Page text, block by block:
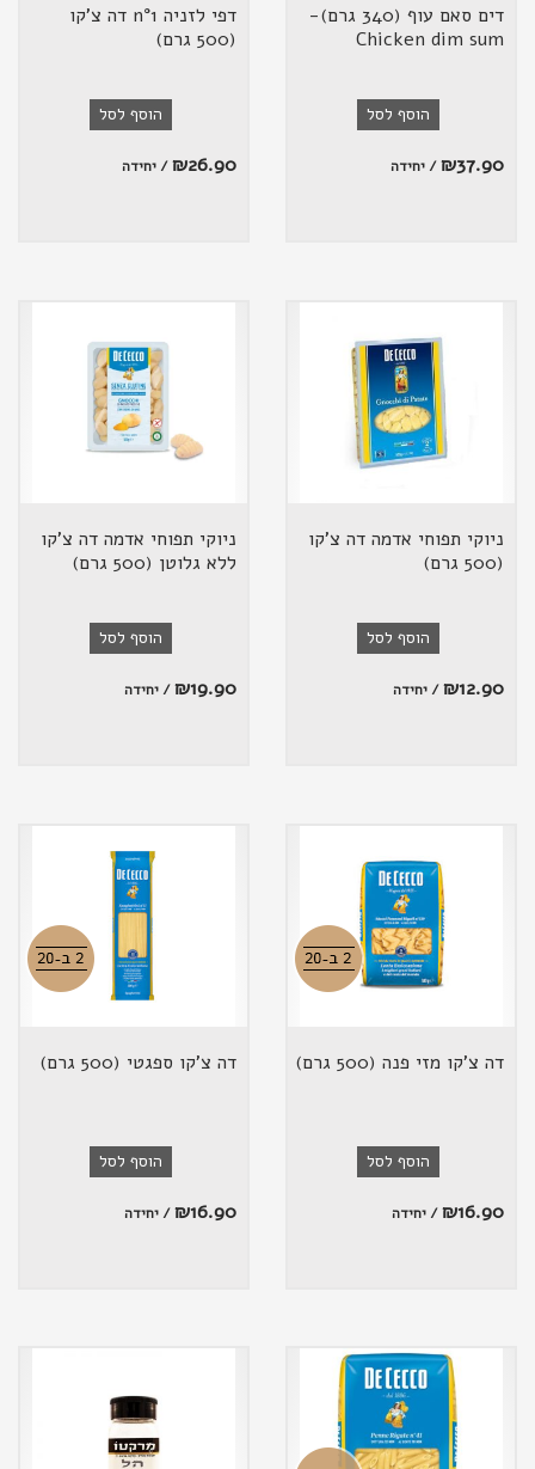
דים סאם עוף (340 גרם)-
Chicken dim sum
הוסף לסל
₪37.90 / יחידה
דפי לזניה n°1 דה צ'קו
(500 גרם)
הוסף לסל
₪26.90 / יחידה
ניוקי תפוחי אדמה דה צ'קו
(500 גרם)
הוסף לסל
₪12.90 / יחידה
ניוקי תפוחי אדמה דה צ'קו
ללא גלוטן (500 גרם)
הוסף לסל
₪19.90 / יחידה
דה צ'קו מזי פנה (500 גרם)
הוסף לסל
₪16.90 / יחידה
דה צ'קו ספגטי (500 גרם)
הוסף לסל
₪16.90 / יחידה